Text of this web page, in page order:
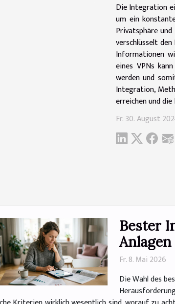
Die Integration
um ein
Privatsphäre
verschlüsselt
Informationen
eines VPNs
werden und
Integration,
erreichen und
Fr. 30. August
Bester
Anlagen
Fr. 8. Mai 2026
Die Wahl des